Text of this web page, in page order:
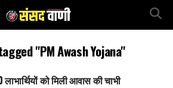
"PM Awash Yojana"
को मिली आवास की चाभी